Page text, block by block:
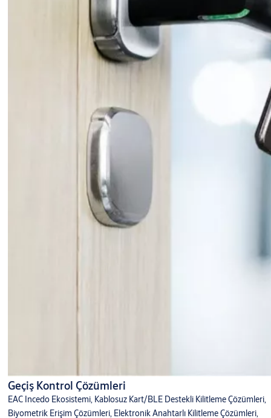
Geçiş Kontrol Çözümleri
EAC Incedo Ekosistemi, Kablosuz Kart/BLE Destekli Kilitleme Çözümleri,
Biyometrik Erişim Çözümleri, Elektronik Anahtarlı Kilitleme Çözümleri,